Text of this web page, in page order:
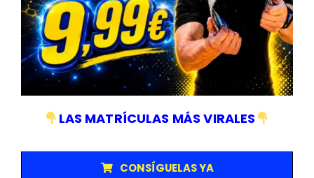
Autor
Abel A
LAS MATRÍCULAS MÁS VIRALES
CONSÍGUELAS YA